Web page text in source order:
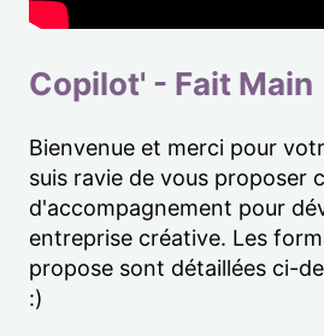
Copilot' - Fait Main
Bienvenue et merci pour
suis ravie de vous proposer
d'accompagnement pour
entreprise créative. Les
propose sont détaillées ci-
:)